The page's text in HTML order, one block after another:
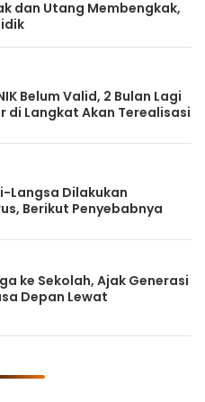
dan Utang Membengkak,
Belum Valid, 2 Bulan Lagi
di Langkat Akan Terealisasi
Langsa Dilakukan
Berikut Penyebabnya
ke Sekolah, Ajak Generasi
Depan Lewat